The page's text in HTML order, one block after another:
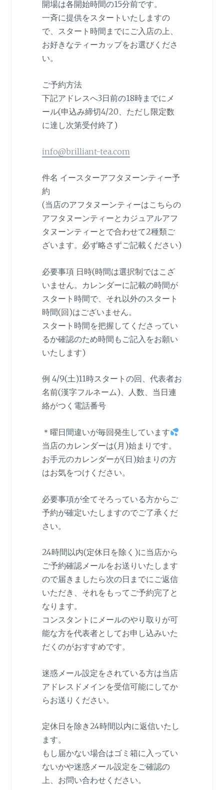
開場は各開始時間の15分前です。
一斉に提供をスタートいたしますの
で、スタート時間までにご入店の上、
お好きなティーカップをお選びくださ
い。
ご予約方法
下記アドレスへ3日前の18時までにメ
ール(申込み締切4/20、ただし限定数
に達し次第受付終了)
info@brilliant-tea.com
件名 イースターアフタヌーンティー予
約
(当店のアフタヌーンティーはこちらの
アフタヌーンティーとカジュアルアフ
タヌーンティーとで合わせて2種類ご
ざいます。必ず略さずご記載ください)
必要事項 日時(時間は選択制ではこざ
いません。カレンダーに記載の時間が
スタート時間で、それ以外のスタート
時間(回)はございません。
スタート時間を把握してくださってい
るか確認のため時間もご記入をお願い
いたします)
例 4/9(土)11時スタートの回、代表者お
名前(漢字フルネーム)、人数、当日連
絡がつく電話番号
＊曜日間違いが毎回発生しています
当店のカレンダーは(月)始まりです。
お手元のカレンダーが(日)始まりの方
はお気をつけください。
必要事項が全てそろっている方からご
予約が確定いたしますのでご了承くだ
さい。
24時間以内(定休日を除く)に当店から
ご予約確認メールをお送りいたします
ので届きましたら次の日までにご返信
いただき、それをもってご予約完了と
なります。
コンスタントにメールのやり取りが可
能な方を代表者としてお申し込みいた
だくのがおすすめです。
迷惑メール設定をされている方は当店
アドレスドメインを受信可能にしてか
らお送りください。
定休日を除き24時間以内に返信いたし
ます。
もし届かない場合はゴミ箱に入ってい
ないかや迷惑メール設定をご確認の
上、お問い合わせください。